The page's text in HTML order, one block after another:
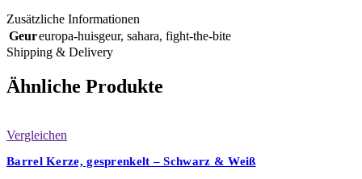
Zusätzliche Informationen
Geureuropa-huisgeur, sahara, fight-the-bite
Shipping & Delivery
Ähnliche Produkte
Vergleichen
Barrel Kerze, gesprenkelt – Schwarz & Weiß